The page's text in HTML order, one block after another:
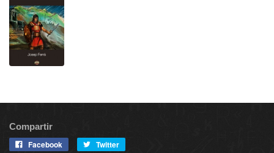
Compartir
Facebook Twitter